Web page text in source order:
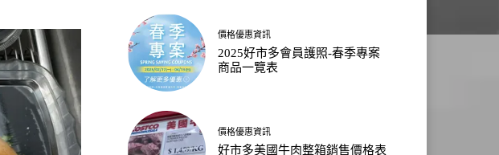
價格優惠資訊
2025好市多會員護照-春季專案
商品一覽表
價格優惠資訊
好市多美國牛肉整箱銷售價格表